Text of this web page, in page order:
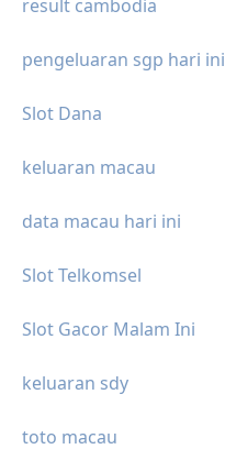
result cambodia
pengeluaran sgp hari ini
Slot Dana
keluaran macau
data macau hari ini
Slot Telkomsel
Slot Gacor Malam Ini
keluaran sdy
toto macau